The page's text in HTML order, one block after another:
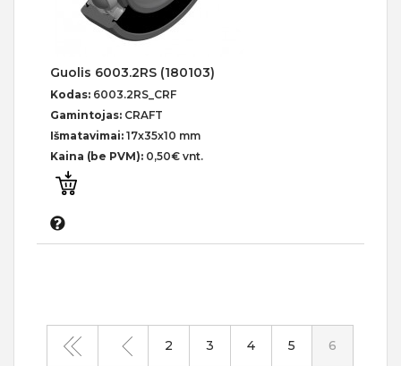
Guolis 6003.2RS (180103)
Kodas: 6003.2RS_CRF
Gamintojas: CRAFT
Išmatavimai: 17x35x10 mm
Kaina (be PVM): 0,50€ vnt.
2 3 4 5 6